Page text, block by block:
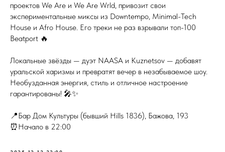
проектов We Are и We Are Wrld, привозит свои
экспериментальные миксы из Downtempo, Minimal-Tech
House и Afro House. Его треки не раз взрывали топ-100
Beatport 🔥
Локальные звёзды — дуэт NAASA и Kuznetsov — добавят
уральской харизмы и превратят вечер в незабываемое шоу.
Необузданная энергия, стиль и отличное настроение
гарантированы! 🎤✨
📍Бар Дом Культуры (бывший Hills 1836), Бажова, 193
⏰Начало в 22:00